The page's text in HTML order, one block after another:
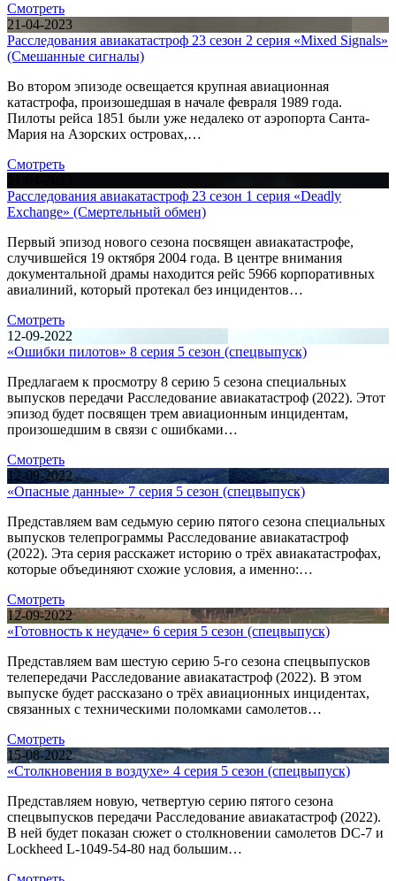
Смотреть
21-04-2023
Расследования авиакатастроф 23 сезон 2 серия «Mixed Signals»
(Смешанные сигналы)
Во втором эпизоде освещается крупная авиационная
катастрофа, произошедшая в начале февраля 1989 года.
Пилоты рейса 1851 были уже недалеко от аэропорта Санта-
Мария на Азорских островах,…
Смотреть
Расследования авиакатастроф 23 сезон 1 серия «Deadly
Exchange» (Смертельный обмен)
Первый эпизод нового сезона посвящен авиакатастрофе,
случившейся 19 октября 2004 года. В центре внимания
документальной драмы находится рейс 5966 корпоративных
авиалиний, который протекал без инцидентов…
Смотреть
12-09-2022
«Ошибки пилотов» 8 серия 5 сезон (спецвыпуск)
Предлагаем к просмотру 8 серию 5 сезона специальных
выпусков передачи Расследование авиакатастроф (2022). Этот
эпизод будет посвящен трем авиационным инцидентам,
произошедшим в связи с ошибками…
Смотреть
12-09-2022
«Опасные данные» 7 серия 5 сезон (спецвыпуск)
Представляем вам седьмую серию пятого сезона специальных
выпусков телепрограммы Расследование авиакатастроф
(2022). Эта серия расскажет историю о трёх авиакатастрофах,
которые объединяют схожие условия, а именно:…
Смотреть
12-09-2022
«Готовность к неудаче» 6 серия 5 сезон (спецвыпуск)
Представляем вам шестую серию 5-го сезона спецвыпусков
телепередачи Расследование авиакатастроф (2022). В этом
выпуске будет рассказано о трёх авиационных инцидентах,
связанных с техническими поломками самолетов…
Смотреть
15-08-2022
«Столкновения в воздухе» 4 серия 5 сезон (спецвыпуск)
Представляем новую, четвертую серию пятого сезона
спецвыпусков передачи Расследование авиакатастроф (2022).
В ней будет показан сюжет о столкновении самолетов DC-7 и
Lockheed L-1049-54-80 над большим…